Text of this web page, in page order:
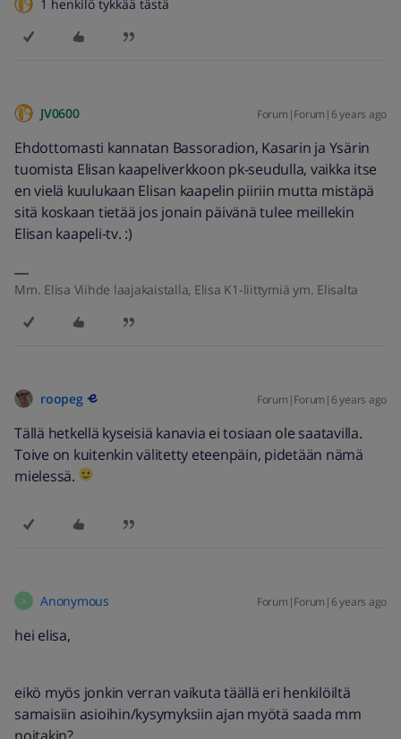
1 henkilö tykkää tästä
JV0600 Forum|Forum|6 years ago
Ehdottomasti kannatan Bassoradion, Kasarin ja Ysärin
tuomista Elisan kaapeliverkkoon pk-seudulla, vaikka itse
en vielä kuulukaan Elisan kaapelin piiriin mutta mistäpä
sitä koskaan tietää jos jonain päivänä tulee meillekin
Elisan kaapeli-tv. :)
Mm. Elisa Viihde laajakaistalla, Elisa K1-liittymiä ym. Elisalta
roopeg Forum|Forum|6 years ago
Tällä hetkellä kyseisiä kanavia ei tosiaan ole saatavilla.
Toive on kuitenkin välitetty eteenpäin, pidetään nämä
mielessä.
A Anonymous Forum|Forum|6 years ago
hei elisa,
eikö myös jonkin verran vaikuta täällä eri henkilöiltä
samaisiin asioihin/kysymyksiin ajan myötä saada mm